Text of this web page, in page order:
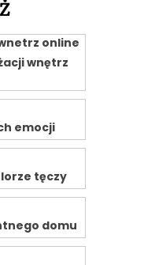
wnętrz
emocji
tęczy
domu